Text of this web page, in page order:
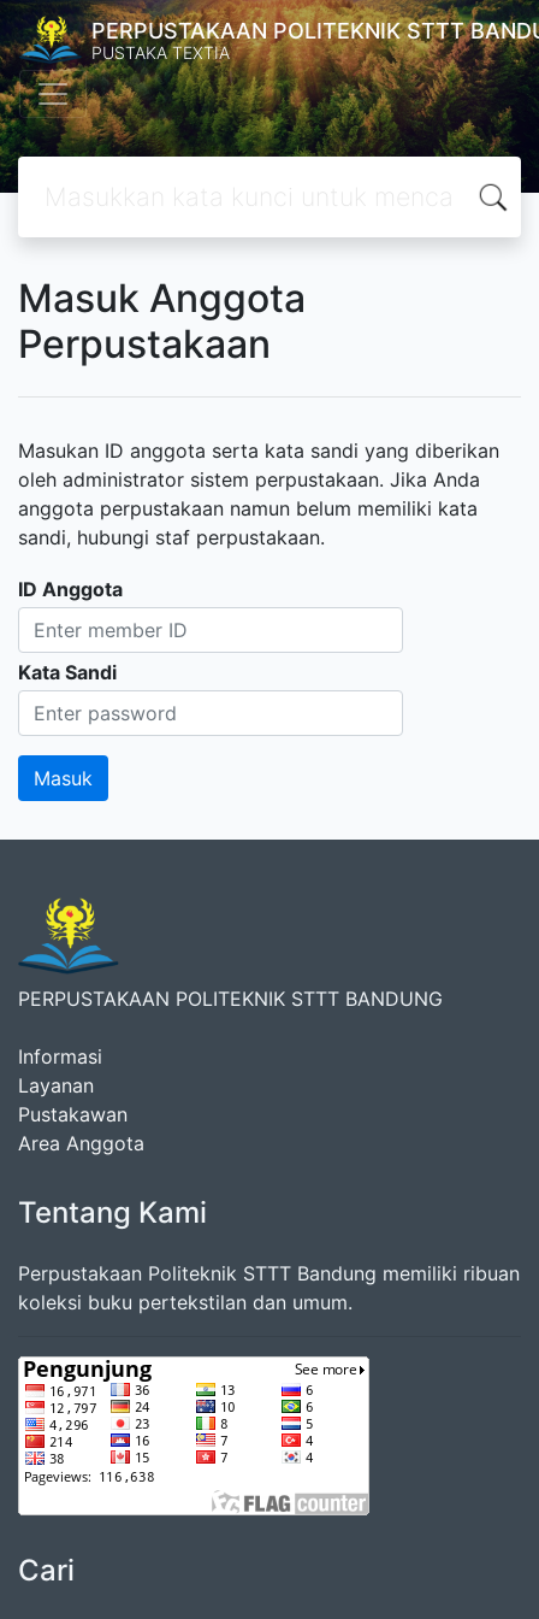
PERPUSTAKAAN POLITEKNIK STTT
PUSTAKA TEXTIA
Masuk Anggota
Perpustakaan
Masukan ID anggota serta kata sandi yang diberikan
oleh administrator sistem perpustakaan. Jika Anda
anggota perpustakaan namun belum memiliki kata
sandi, hubungi staf perpustakaan.
ID Anggota
Kata Sandi
PERPUSTAKAAN POLITEKNIK STTT BANDUNG
Informasi
Layanan
Pustakawan
Area Anggota
Tentang Kami
Perpustakaan Politeknik STTT Bandung memiliki ribuan
koleksi buku pertekstilan dan umum.
Cari